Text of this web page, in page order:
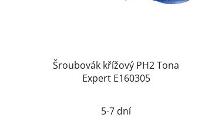
Šroubovák křížový PH2 Tona
Expert E160305
5-7 dní